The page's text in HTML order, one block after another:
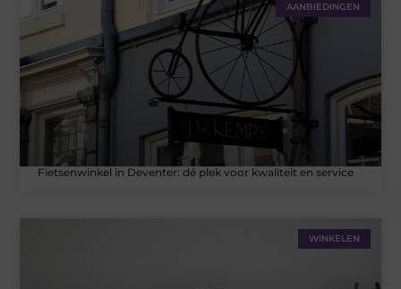
AANBIEDINGEN
Fietsenwinkel in Deventer: dé plek voor kwaliteit en service
WINKELEN